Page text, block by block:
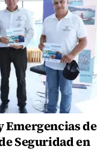
Emergencias de
Seguridad en